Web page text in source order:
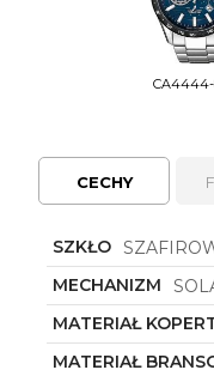
CA4444-
CECHY
SZKŁO
MECHANIZM
MATERIAŁ
MATERIAŁ